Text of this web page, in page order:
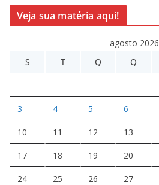
Veja sua matéria aqui!
agosto 2026
S
T Q Q
3 4 5 6
10 11 12 13
17 18 19 20
24 25 26 27